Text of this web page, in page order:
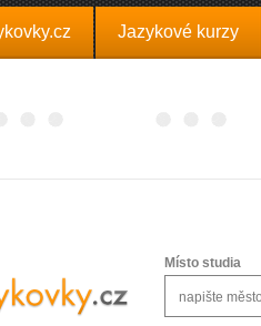
Jazykové kurzy
Místo studia